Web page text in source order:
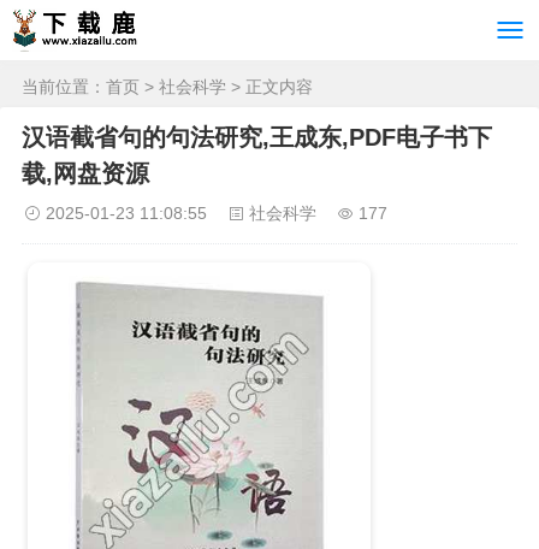
当前位置： 首页 > 社会科学 > 正文内容
汉语截省句的句法研究,王成东,PDF电子书下
载,网盘资源
2025-01-23 11:08:55 社会科学 177